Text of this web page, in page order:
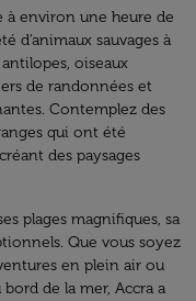
à environ une heure de
d’animaux sauvages à
oiseaux
de randonnées et
Contemplez des
qui ont été
des paysages
plages magnifiques, sa
Que vous soyez
en plein air ou
de la mer, Accra a